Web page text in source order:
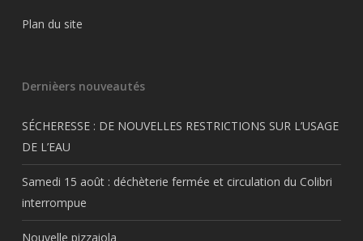
Plan du site
Dernièers nouveautés
SÉCHERESSE : DE NOUVELLES RESTRICTIONS SUR L’USAGE
DE L’EAU
Samedi 15 août : déchèterie fermée et circulation du Colibri
interrompue
Nouvelle pizzaiola